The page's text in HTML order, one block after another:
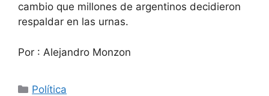
cambio que millones de argentinos decidieron
respaldar en las urnas.
Por : Alejandro Monzon
Categorías
Política